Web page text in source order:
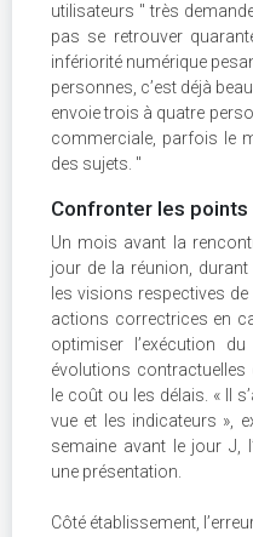
utilisateurs " très
pas se retrouver
infériorité numérique
personnes, c’est déjà
envoie trois à quatre
commerciale, parfois le
des sujets. "
Confronter les points
Un mois avant la
jour de la réunion,
les visions respectives
actions correctrices en
optimiser l’exécution
évolutions contractuelles
le coût ou les délais. « Il
vue et les indicateurs »,
semaine avant le jour J,
une présentation.
Côté établissement,